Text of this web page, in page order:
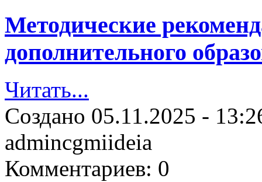
Методические
дополнительного
Читать...
Создано 05.11.2025 -
admincgmiideia
Комментариев: 0